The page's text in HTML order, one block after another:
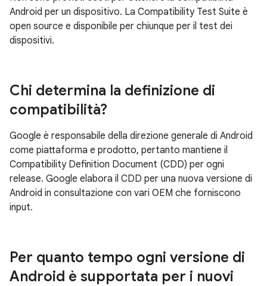
Android per un dispositivo. La Compatibility Test Suite è
open source e disponibile per chiunque per il test dei
dispositivi.
Chi determina la definizione di
compatibilità?
Google è responsabile della direzione generale di Android
come piattaforma e prodotto, pertanto mantiene il
Compatibility Definition Document (CDD) per ogni
release. Google elabora il CDD per una nuova versione di
Android in consultazione con vari OEM che forniscono
input.
Per quanto tempo ogni versione di
Android è supportata per i nuovi